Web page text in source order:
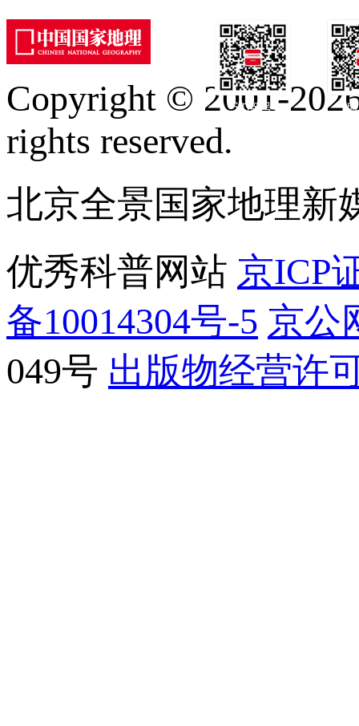
订阅号
Copyright © 2001-
rights reserved.
北京全景国家地理新
优秀科普网站 京ICP
备10014304号-5 京公
049号 出版物经营许